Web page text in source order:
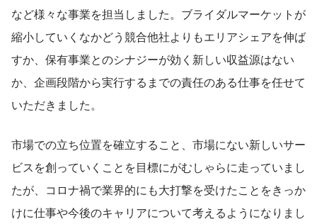
など様々な事業を担当しました。ブライダルマーケットが
縮小していくなかどう競合他社よりもエリアシェアを伸ば
すか、保有事業とのシナジーが効く新しい収益源はない
か、企画段階から実行するまでの責任のある仕事を任せて
いただきました。
市場での立ち位置を確立すること、市場にない新しいサー
ビスを創っていくことを目標にがむしゃらに走っていまし
たが、コロナ禍で業界的にも大打撃を受けたことをきっか
けに仕事や今後のキャリアについて考えるようになりまし